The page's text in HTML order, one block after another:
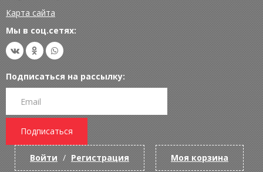
Карта сайта
Мы в соц.сетях:
Подписаться на рассылку:
Подписаться
Войти / Регистрация Моя корзина